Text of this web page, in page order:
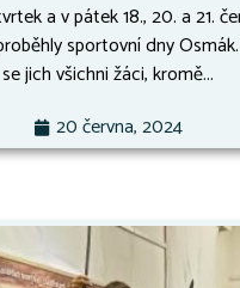
a v pátek 18., 20. a 21.
sportovní dny
se jich všichni žáci, kromě...
20 června, 2024